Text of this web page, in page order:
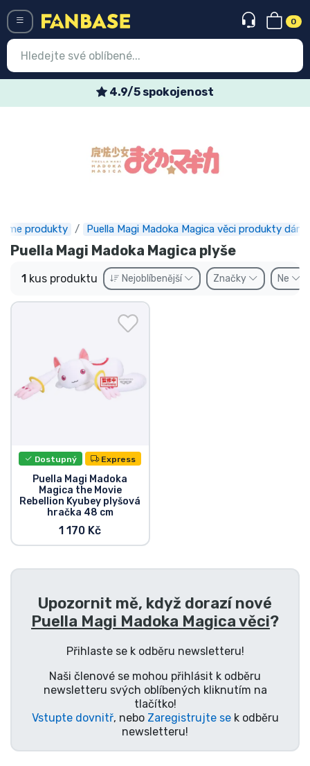
0
4.9/5 spokojenost
produkty Puella Magi Madoka Magica věci produkty dárky
Puella Magi Madoka Magica plyše
1 kus produktu Nejoblíbenější Značky Ne
Dostupný Express
Puella Magi Madoka
Magica the Movie
Rebellion Kyubey plyšová
hračka 48 cm
1 170 Kč
Upozornit mě, když dorazí nové
Puella Magi Madoka Magica věci?
Přihlaste se k odběru newsletteru!
Naši členové se mohou přihlásit k odběru
newsletteru svých oblíbených kliknutím na
tlačítko!
Vstupte dovnitř, nebo Zaregistrujte sek odběru
newsletteru!
Nejnovější věci
Expresní doručení
Předobjednat
Outlet produkty
Doprava a platba
Seriálové věci
Filmové věci
Anime věci
Hráčské věci
Značky